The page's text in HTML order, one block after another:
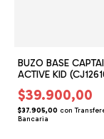
BUZO BASE
ACTIVE KID
$39.900,00
$37.905,00 con
Bancaria